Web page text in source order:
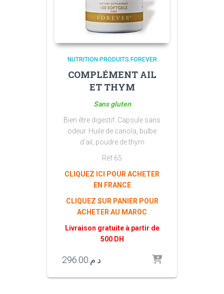
NUTRITION PRODUITS FOREVER
COMPLÉMENT AIL
ET THYM
Sans gluten
Bien être digestif. Capsule sans
odeur. Huile de canola, bulbe
d’ail, poudre de thym
Réf 65
CLIQUEZ ICI POUR ACHETER
EN FRANCE
CLIQUEZ SUR PANIER POUR
ACHETER AU MAROC
Livraison gratuite à partir de
500 DH
د.م. 296.00